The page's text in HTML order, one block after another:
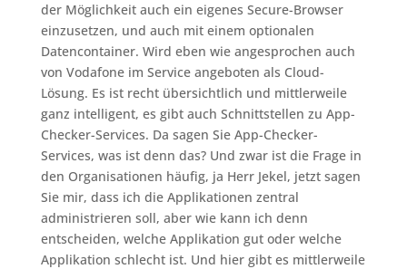
der Möglichkeit auch ein eigenes Secure-Browser
einzusetzen, und auch mit einem optionalen
Datencontainer. Wird eben wie angesprochen auch
von Vodafone im Service angeboten als Cloud-
Lösung. Es ist recht übersichtlich und mittlerweile
ganz intelligent, es gibt auch Schnittstellen zu App-
Checker-Services. Da sagen Sie App-Checker-
Services, was ist denn das? Und zwar ist die Frage in
den Organisationen häufig, ja Herr Jekel, jetzt sagen
Sie mir, dass ich die Applikationen zentral
administrieren soll, aber wie kann ich denn
entscheiden, welche Applikation gut oder welche
Applikation schlecht ist. Und hier gibt es mittlerweile